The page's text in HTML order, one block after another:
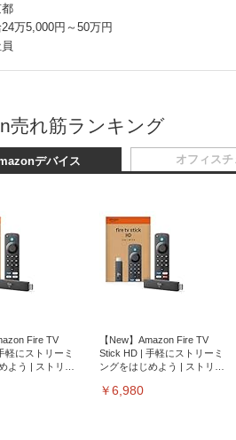
24万5,000円～50万円
売れ筋ランキング
デバイス
Fire TV
軽にストリーミ
よう | ストリー
【New】Amazon Fire TV
Stick HD | 手軽にストリーミ
ングをはじめよう | ストリー
￥6,980
オフィスチ